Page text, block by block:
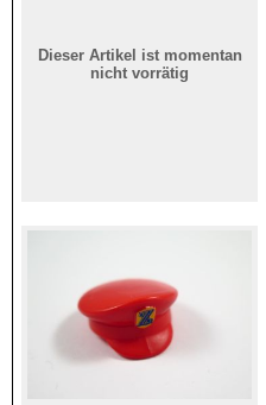
Dieser Artikel ist momentan
nicht vorrätig